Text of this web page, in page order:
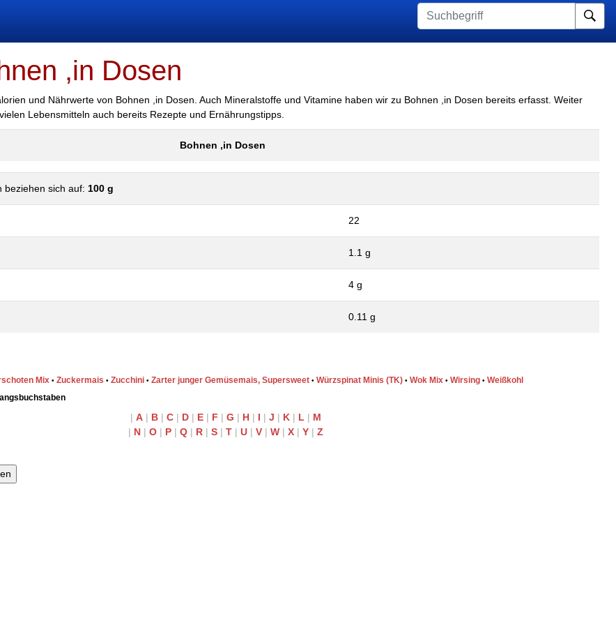
,in Dosen
und Nährwerte von Bohnen ,in Dosen. Auch Mineralstoffe und Vitamine haben wir zu Bohnen ,in Dosen bereits erfasst. Weiter
Lebensmitteln auch bereits Rezepte und Ernährungstipps.
Bohnen ,in Dosen
beziehen sich auf: 100 g
22
1.1 g
4 g
0.11 g
Mix • Zuckermais • Zucchini • Zarter junger Gemüsemais, Supersweet • Würzspinat Minis (TK) • Wok Mix • Wirsing • Weißkohl
| A | B | C | D | E | F | G | H | I | J | K | L | M
| N | O | P | Q | R | S | T | U | V | W | X | Y | Z